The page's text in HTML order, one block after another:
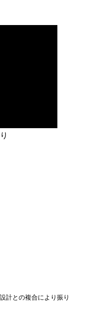
計との複合により振り